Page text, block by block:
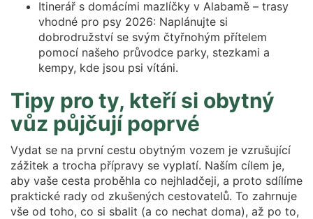
Itinerář s domácími mazlíčky v Alabamě – trasy
vhodné pro psy 2026: Naplánujte si
dobrodružství se svým čtyřnohým přítelem
pomocí našeho průvodce parky, stezkami a
kempy, kde jsou psi vítáni.
Tipy pro ty, kteří si obytný
vůz půjčují poprvé
Vydat se na první cestu obytným vozem je vzrušující
zážitek a trocha přípravy se vyplatí. Naším cílem je,
aby vaše cesta proběhla co nejhladčeji, a proto sdílíme
praktické rady od zkušených cestovatelů. To zahrnuje
vše od toho, co si sbalit (a co nechat doma), až po to,